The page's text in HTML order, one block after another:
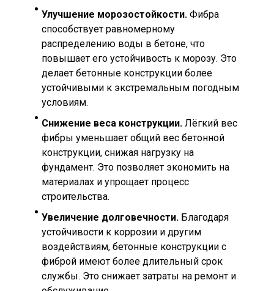
Улучшение морозостойкости. Фибра
способствует равномерному
распределению воды в бетоне, что
повышает его устойчивость к морозу. Это
делает бетонные конструкции более
устойчивыми к экстремальным погодным
условиям.
Снижение веса конструкции. Лёгкий вес
фибры уменьшает общий вес бетонной
конструкции, снижая нагрузку на
фундамент. Это позволяет экономить на
материалах и упрощает процесс
строительства.
Увеличение долговечности. Благодаря
устойчивости к коррозии и другим
воздействиям, бетонные конструкции с
фиброй имеют более длительный срок
службы. Это снижает затраты на ремонт и